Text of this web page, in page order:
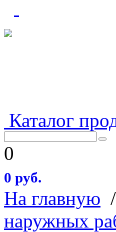
Каталог
0
0 руб.
На главную /
наружных